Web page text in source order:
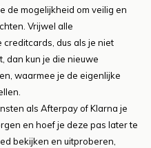
de mogelijkheid om veilig en
Vrijwel alle
dus als je niet
dan kun je die nieuwe
waarmee je de eigenlijke
als Afterpay of Klarna je
en hoef je deze pas later te
bekijken en uitproberen,